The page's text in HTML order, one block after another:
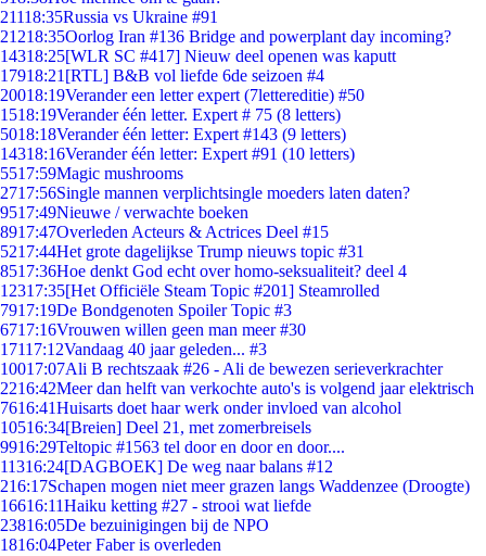
21118:35Russia vs Ukraine #91
21218:35Oorlog Iran #136 Bridge and powerplant day incoming?
14318:25[WLR SC #417] Nieuw deel openen was kaputt
17918:21 [RTL] B&B vol liefde 6de seizoen #4
20018:19Verander een letter expert (7lettereditie) #50
1518:19Verander één letter. Expert # 75 (8 letters)
5018:18Verander één letter: Expert #143 (9 letters)
14318:16Verander één letter: Expert #91 (10 letters)
5517:59Magic mushrooms
2717:56Single mannen verplichtsingle moeders laten daten?
9517:49Nieuwe / verwachte boeken
8917:47Overleden Acteurs & Actrices Deel #15
5217:44Het grote dagelijkse Trump nieuws topic #31
8517:36Hoe denkt God echt over homo-seksualiteit? deel 4
12317:35[Het Officiële Steam Topic #201] Steamrolled
7917:19De Bondgenoten Spoiler Topic #3
6717:16Vrouwen willen geen man meer #30
17117:12Vandaag 40 jaar geleden... #3
10017:07Ali B rechtszaak #26 - Ali de bewezen serieverkrachter
2216:42Meer dan helft van verkochte auto's is volgend jaar elektrisch
7616:41Huisarts doet haar werk onder invloed van alcohol
10516:34[Breien] Deel 21, met zomerbreisels
9916:29Teltopic #1563 tel door en door en door....
11316:24[DAGBOEK] De weg naar balans #12
216:17Schapen mogen niet meer grazen langs Waddenzee (Droogte)
16616:11Haiku ketting #27 - strooi wat liefde
23816:05De bezuinigingen bij de NPO
1816:04Peter Faber is overleden